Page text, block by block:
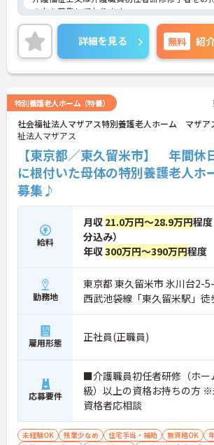
の方を募集しております。
資格取得支援制度や育児保育料補助があり、住
当などの制度も充実しているので、長期的に働き
すい環境です！
ご興味のある方は、求人情報の詳細や面接対策
ントなどをお話させていただきますのでお気軽
詳細を見る 無料 紹
特別養護老人ホーム（特養）
社会福祉法人マザアス特別養護老人ホーム マザア
祉法人マザアス
【東京都／東久留米市】 年間
に根付いた母体の特別養護老人ホ
募集♪
給料
月収 21.0万円～28.9万円程
分込み）
年収300万円～390万円程度
勤務地
東京都 東久留米市 氷川台2-
西武池袋線「東久留米駅」徒
雇用形態 正社員(正職員)
応募要件
■介護職員初任者研修（ホー
級）以上の資格お持ちの方
資格者応相談
未経験OK 残業少なめ 住宅手当・補助 無資格OK